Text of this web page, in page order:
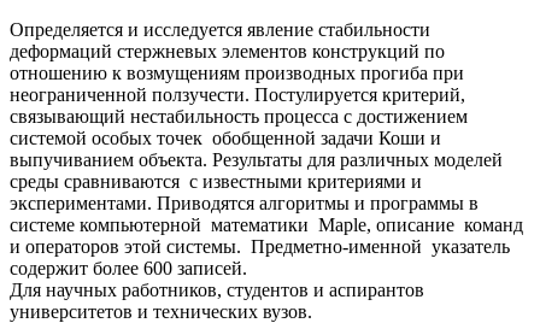
Определяется и исследуется явление стабильности
деформаций стержневых элементов конструкций по
отношению к возмущениям производных прогиба при
неограниченной ползучести. Постулируется критерий,
связывающий нестабильность процесса с достижением
системой особых точек обобщенной задачи Коши и
выпучиванием объекта. Результаты для различных моделей
среды сравниваются с известными критериями и
экспериментами. Приводятся алгоритмы и программы в
системе компьютерной математики Maple, описание команд
и операторов этой системы. Предметно-именной указатель
содержит более 600 записей.
Для научных работников, студентов и аспирантов
университетов и технических вузов.